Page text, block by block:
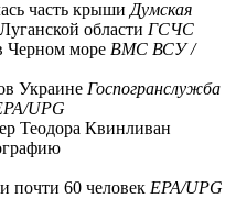
часть крыши Думская
области ГСЧС
Черном море ВМС ВСУ /
Украине Госпогранслужба
UPG
Теодора Квинливан
почти 60 человек EPA/UPG